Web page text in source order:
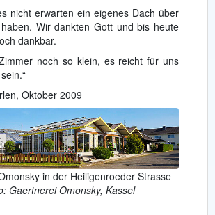
nicht erwarten ein eigenes Dach über
Wir dankten Gott und bis heute
dankbar.
noch so klein, es reicht für uns
Oktober 2009
in der Heiligenroeder Strasse
Gaertnerei Omonsky, Kassel